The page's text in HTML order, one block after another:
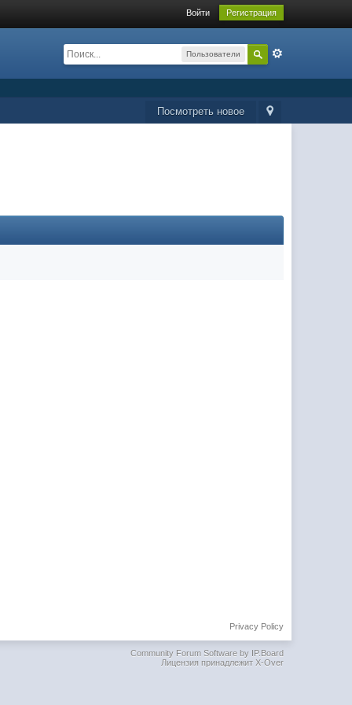
Войти Регистрация
Пользователи
Посмотреть новое
Privacy Policy
Community Forum Software by IP.Board
Лицензия принадлежит X-Over